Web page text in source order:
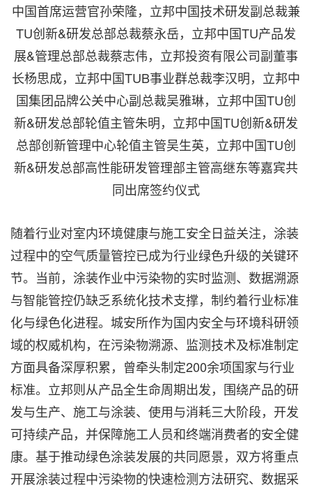
中国首席运营官孙荣隆，立邦中国技术研发副总裁兼
TU创新&研发总部总裁蔡永岳，立邦中国TU产品发
展&管理总部总裁蔡志伟，立邦投资有限公司副董事
长杨思成，立邦中国TUB事业群总裁李汉明，立邦中
国集团品牌公关中心副总裁吴雅琳，立邦中国TU创
新&研发总部轮值主管朱明，立邦中国TU创新&研发
总部创新管理中心轮值主管吴生英，立邦中国TU创
新&研发总部高性能研发管理部主管高继东等嘉宾共
同出席签约仪式
随着行业对室内环境健康与施工安全日益关注，涂装
过程中的空气质量管控已成为行业绿色升级的关键环
节。当前，涂装作业中污染物的实时监测、数据溯源
与智能管控仍缺乏系统化技术支撑，制约着行业标准
化与绿色化进程。城安所作为国内安全与环境科研领
域的权威机构，在污染物溯源、监测技术及标准制定
方面具备深厚积累，曾牵头制定200余项国家与行业
标准。立邦则从产品全生命周期出发，围绕产品的研
发与生产、施工与涂装、使用与消耗三大阶段，开发
可持续产品，并保障施工人员和终端消费者的安全健
康。基于推动绿色涂装发展的共同愿景，双方将重点
开展涂装过程中污染物的快速检测方法研究、数据采